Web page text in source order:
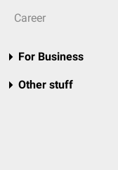
Career
For Business
Other stuff